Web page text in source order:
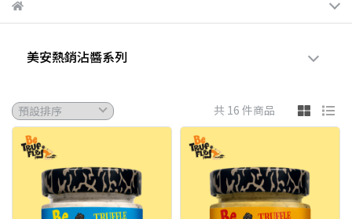
美安熱銷沾醬系列
共 16 件商品